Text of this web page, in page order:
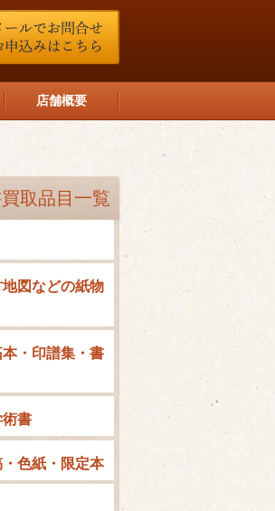
店舗概要
取品目一覧
図などの紙物
・印譜集・書
書
色紙・限定本